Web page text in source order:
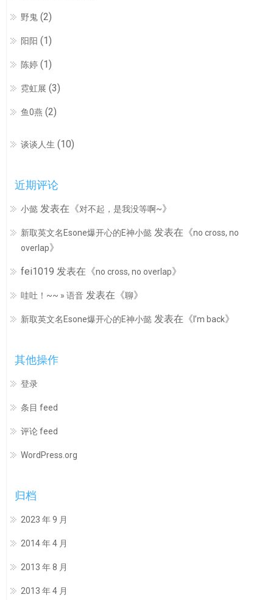
野鬼 (2)
阳阳 (1)
陈婷 (1)
霓虹展 (3)
鱼0燕 (2)
谈谈人生 (10)
近期评论
小懿 发表在《对不起，是我没等啊~》
新取英文名Esone爆开心的E神小懿 发表在《no cross, no
overlap》
fei1019 发表在《no cross, no overlap》
哇吐！~~ » 语音 发表在《聊》
新取英文名Esone爆开心的E神小懿 发表在《 I’m back》
其他操作
登录
条目 feed
评论 feed
WordPress.org
归档
2023 年 9 月
2014 年 4 月
2013 年 8 月
2013 年 4 月